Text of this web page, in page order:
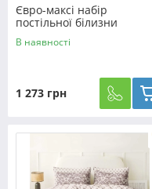
Євро-максі набір
постільної білизни
200*220 із Бязі "Gold" з
простирадлом на резинці
В наявності
1 273 грн